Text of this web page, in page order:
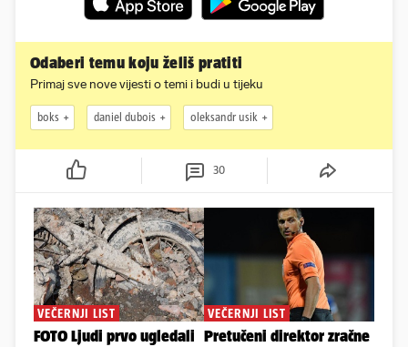
Odaberi temu koju želiš pratiti
Primaj sve nove vijesti o temi i budi u tijeku
boks daniel dubois oleksandr usik
30